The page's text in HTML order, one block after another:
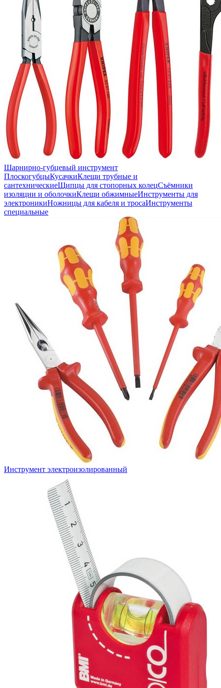
Шарнирно-губцевый инструмент
ПлоскогубцыКусачкиКлещи трубные и
сантехническиеЩипцы для стопорных колецСъёмники
изоляции и оболочкиКлещи обжимныеИнструменты для
электроникиНожницы для кабеля и тросаИнструменты
специальные
Инструмент электроизолированный